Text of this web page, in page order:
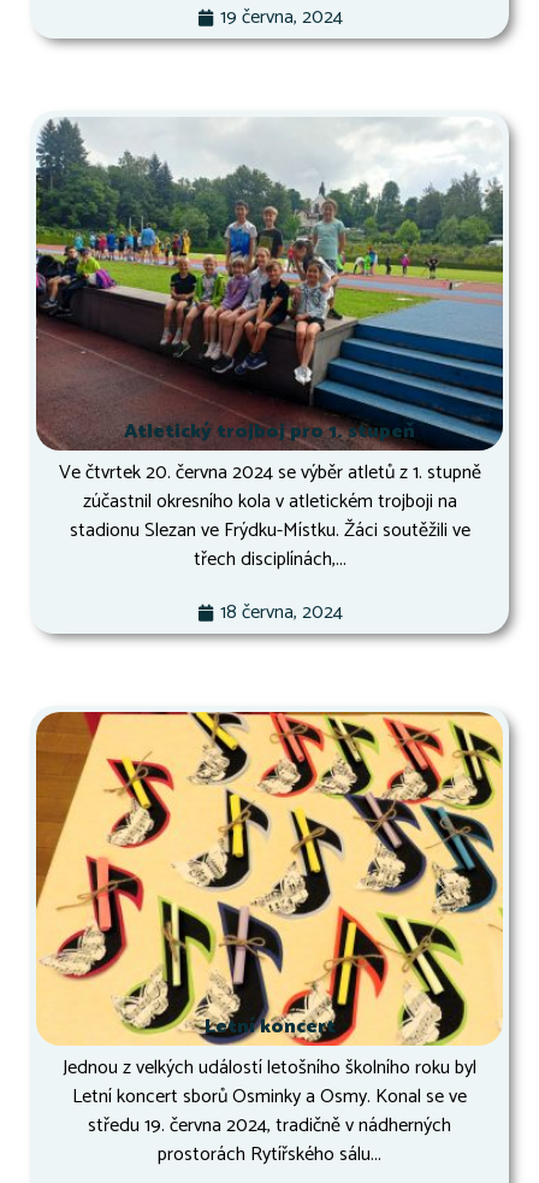
19 června, 2024
Atletický trojboj pro 1. stupeň
Ve čtvrtek 20. června 2024 se výběr atletů z 1. stupně
zúčastnil okresního kola v atletickém trojboji na
stadionu Slezan ve Frýdku-Místku. Žáci soutěžili ve
třech disciplínách,...
18 června, 2024
Letní koncert
Jednou z velkých událostí letošního školního roku byl
Letní koncert sborů Osminky a Osmy. Konal se ve
středu 19. června 2024, tradičně v nádherných
prostorách Rytířského sálu...